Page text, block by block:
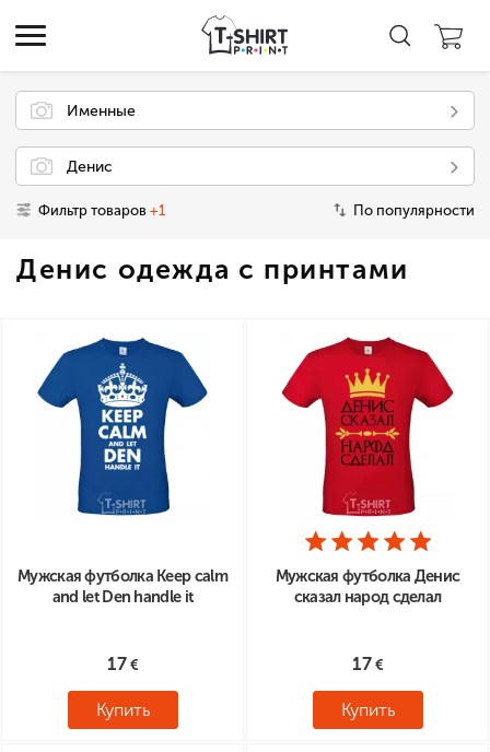
Именные
Денис
Фильтр товаров +1 По популярности
Денис одежда с принтами
Мужская футболка Keep calm
and let Den handle it
17
Купить
Мужская футболка Денис
сказал народ сделал
17
Купить